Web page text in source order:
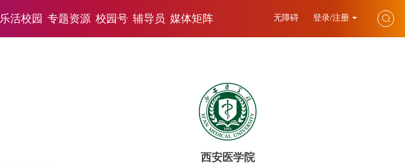
乐活校园 专题资源 校园号 辅导员 媒体矩阵 无障碍 登录/注册
西安医学院